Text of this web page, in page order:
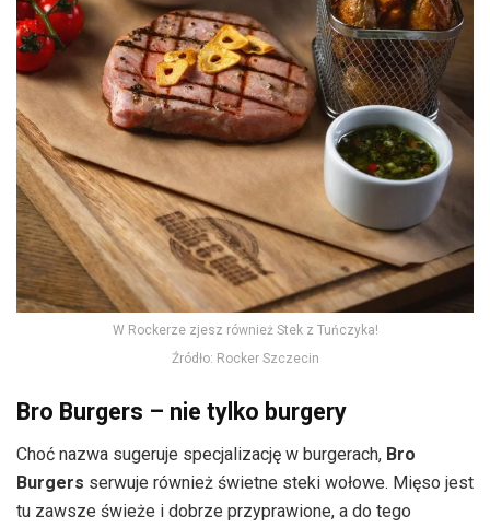
W Rockerze zjesz również Stek z Tuńczyka!
Źródło: Rocker Szczecin
Bro Burgers – nie tylko burgery
Choć nazwa sugeruje specjalizację w burgerach, Bro
Burgers serwuje również świetne steki wołowe. Mięso jest
tu zawsze świeże i dobrze przyprawione, a do tego